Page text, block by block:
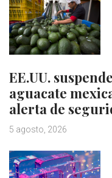
EE.UU.
aguacate
alerta de
5 agosto, 2026